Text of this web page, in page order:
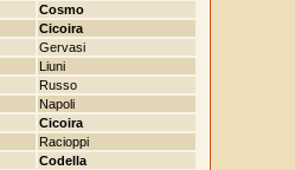
Cosmo
Cicoira
Gervasi
Liuni
Russo
Napoli
Cicoira
Racioppi
Codella